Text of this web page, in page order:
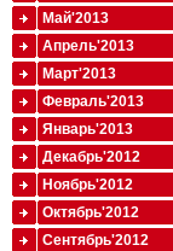
Май'2013
Апрель'2013
Март'2013
Февраль'2013
Январь'2013
Декабрь'2012
Ноябрь'2012
Октябрь'2012
Сентябрь'2012